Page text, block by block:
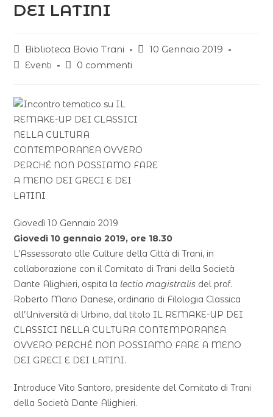
DEI LATINI
Biblioteca Bovio Trani
10 Gennaio 2019
Eventi
0 commenti
Giovedì 10 Gennaio 2019
Giovedì 10 gennaio 2019, ore 18.30
L’Assessorato alle Culture della Città di Trani, in
collaborazione con il Comitato di Trani della Società
Dante Alighieri, ospita la lectio magistralis del prof.
Roberto Mario Danese, ordinario di Filologia Classica
all’Università di Urbino, dal titolo IL REMAKE-UP DEI
CLASSICI NELLA CULTURA CONTEMPORANEA
OVVERO PERCHÉ NON POSSIAMO FARE A MENO
DEI GRECI E DEI LATINI.
Introduce Vito Santoro, presidente del Comitato di Trani
della Società Dante Alighieri.